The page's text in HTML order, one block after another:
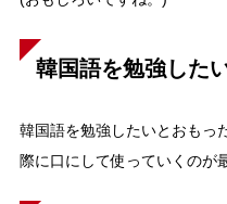
韓国語を勉強した
韓国語を勉強したいとおもっ
際に口にして使っていくのが